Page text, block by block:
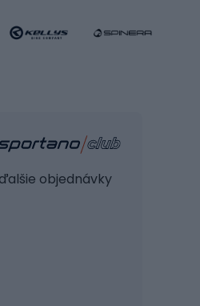
oblečenie
zariadenie
objednávky